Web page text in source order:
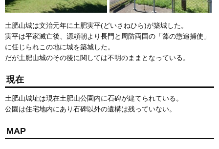
土肥山城は文治元年に土肥実平(どいさねひら)が築城した。
実平は平家滅亡後、源頼朝より長門と周防両国の「藻の惣追捕使」
に任じられこの地に城を築城した。
だが土肥山城のその後に関しては不明のままとなっている。
現在
土肥山城址は現在土肥山公園内に石碑が建てられている。
公園は住宅地内にあり石碑以外の遺構は残っていない。
MAP